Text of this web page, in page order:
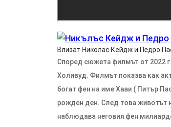
Влизат Николас Кейдж и Педро
Според сюжета филмът от 2022
Холивуд. Филмът показва как
богат фен на име Хави ( Питър
рожден ден. След това животът
наблюдава неговия фен